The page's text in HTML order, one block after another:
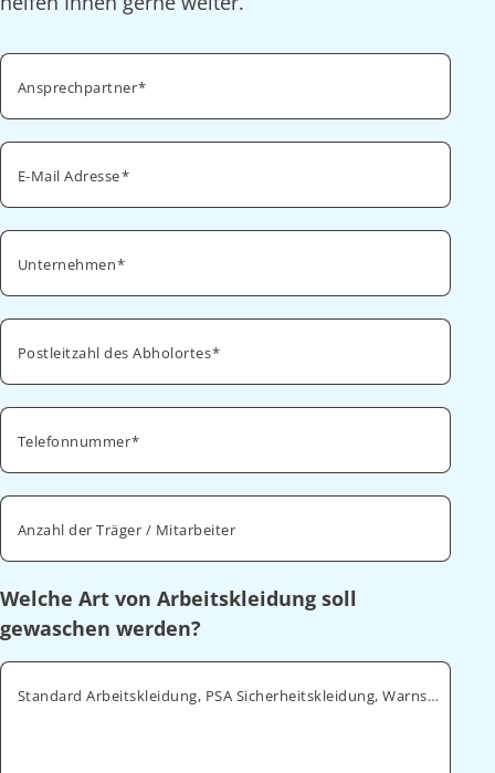
Ansprechpartner
E-Mail Adresse
Unternehmen
Postleitzahl des Abholortes
Telefonnummer
Anzahl der Träger / Mitarbeiter
Welche Art von Arbeitskleidung soll
gewaschen werden?
Standard Arbeitskleidung, PSA Sicherheitskleidung, Warnschutz, ESD